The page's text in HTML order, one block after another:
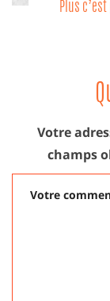
Votre
champs